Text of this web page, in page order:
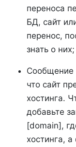
переноса
БД, сайт
перенос,
знать о них;
Сообщение
что сайт
хостинга.
добавьте
[domain],
хостинга,